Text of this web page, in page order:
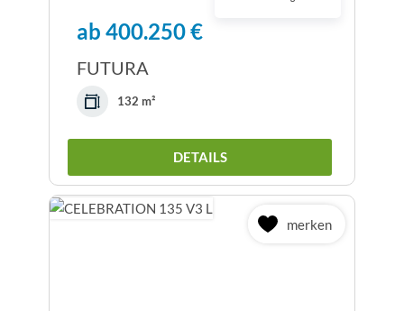
ab 400.250 €
FUTURA
132 m²
DETAILS
merken